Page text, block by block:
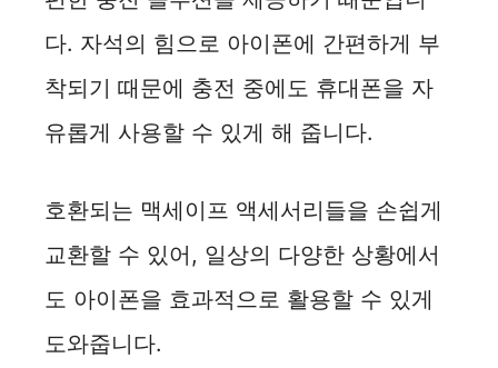
다. 자석의 힘으로 아이폰에 간편하게 부
착되기 때문에 충전 중에도 휴대폰을 자
유롭게 사용할 수 있게 해 줍니다.
호환되는 맥세이프 액세서리들을 손쉽게
교환할 수 있어, 일상의 다양한 상황에서
도 아이폰을 효과적으로 활용할 수 있게
도와줍니다.